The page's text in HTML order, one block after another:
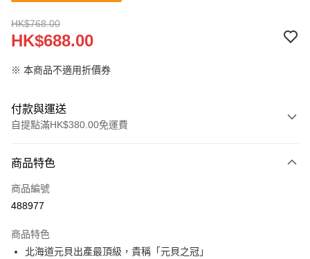
HK$768.00
HK$688.00
※ 本商品不適用折價券
付款與運送
自提點滿HK$380.00免運費
信用卡
Apple Pay
AlipayHK
商品特色
商品編號
488977
商品特色
北海道元貝出產最頂級，貴稱「元貝之冠」